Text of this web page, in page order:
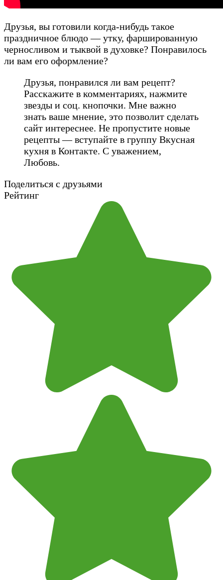
Друзья, вы готовили когда-нибудь такое
праздничное блюдо — утку, фаршированную
черносливом и тыквой в духовке? Понравилось
ли вам его оформление?
Друзья, понравился ли вам рецепт?
Расскажите в комментариях, нажмите
звезды и соц. кнопочки. Мне важно
знать ваше мнение, это позволит сделать
сайт интереснее. Не пропустите новые
рецепты — вступайте в группу Вкусная
кухня в Контакте. С уважением,
Любовь.
Поделиться с друзьями
Рейтинг